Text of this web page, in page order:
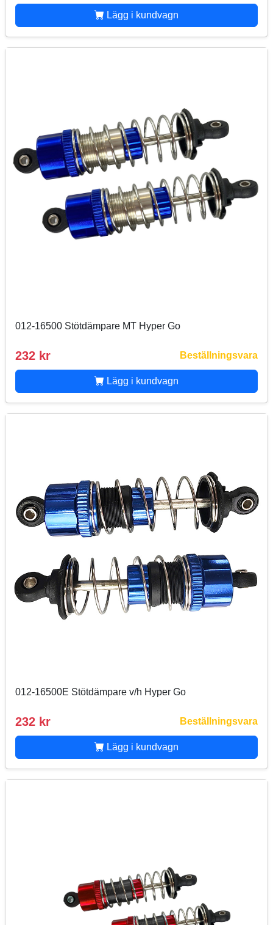
Lägg i kundvagn
012-16500 Stötdämpare MT Hyper Go
232 kr Beställningsvara
Lägg i kundvagn
012-16500E Stötdämpare v/h Hyper Go
232 kr Beställningsvara
Lägg i kundvagn